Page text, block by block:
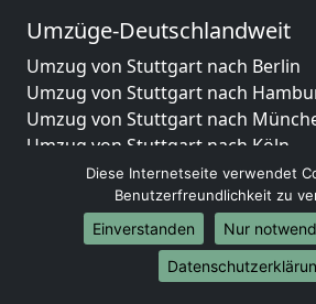
Umzüge-Deutschlandweit
Umzug von Stuttgart nach Berlin
Umzug von Stuttgart nach
Umzug von Stuttgart nach
Umzug von Stuttgart nach Köln
Umzug von Stuttgart nach
Umzug von Stuttgart nach
Umzug von Stuttgart nach
Umzug von Stuttgart nach Leipzig
Umzug von Stuttgart nach
Diese Internetseite verwendet
Benutzerfreundlichkeit zu
Einverstanden
Nur